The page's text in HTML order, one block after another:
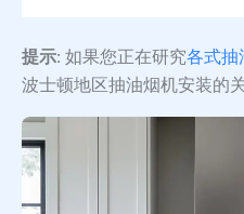
提示: 如果您正在研究各式抽
波士顿地区抽油烟机安装的